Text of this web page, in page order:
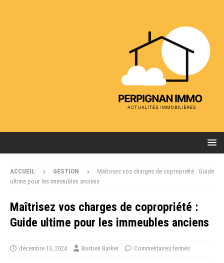
ACCUEIL GESTION
Maîtrisez vos charges de copropriété : Guide
ultime pour les immeubles anciens
Maîtrisez vos charges de copropriété :
Guide ultime pour les immeubles anciens
décembre 13, 2024 Bastien Barker Commentaires fermés